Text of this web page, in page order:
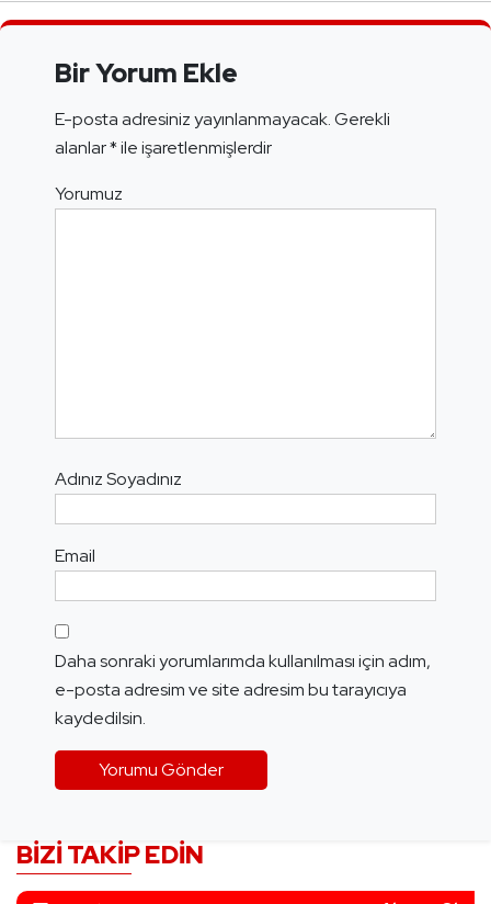
Bir Yorum Ekle
E-posta adresiniz yayınlanmayacak.Gerekli
alanlar*ile işaretlenmişlerdir
Yorumuz
Adınız Soyadınız
Email
Daha sonraki yorumlarımda kullanılması için adım,
e-posta adresim ve site adresim bu tarayıcıya
kaydedilsin.
BIZI TAKIP EDIN